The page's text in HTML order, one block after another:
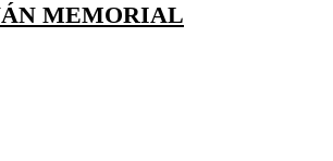
MEMORIAL